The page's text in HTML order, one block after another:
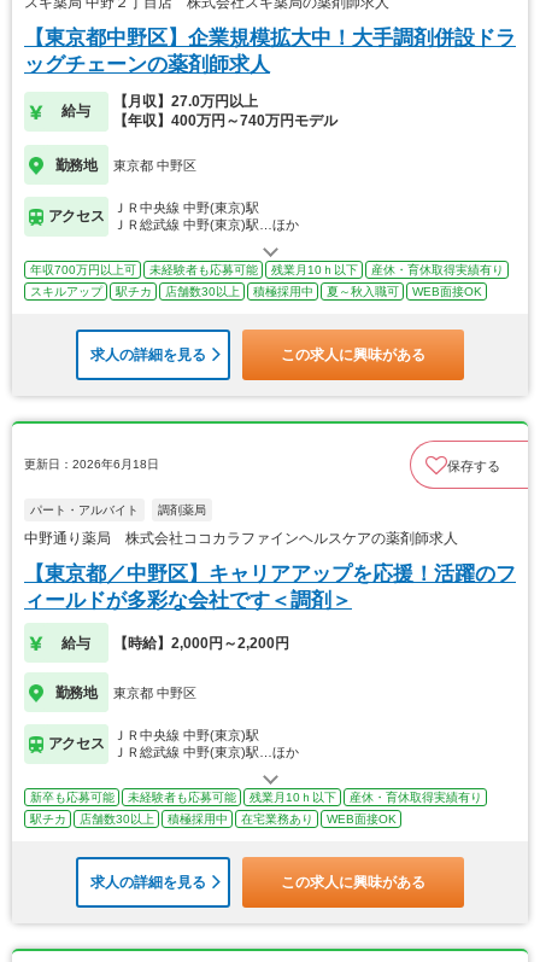
【東京都中野区】企業規模拡大中！大手調剤併設ドラ
ッグチェーンの薬剤師求人
給与
【月収】27.0万円以上
【年収】400万円～740万円モデル
勤務地 東京都 中野区
アクセス
ＪＲ中央線 中野(東京)駅
ＪＲ総武線 中野(東京)駅…ほか
年収700万円以上可 未経験者も応募可能 残業月10ｈ以下
産休・育休取得実績有り
スキルアップ
駅チカ 店舗数30以上 積極採用中 夏～秋入職可 WEB面接OK
求人の詳細を見る この求人に興味がある
更新日：2026年6月18日 保存する
パート・アルバイト 調剤薬局
中野通り薬局 株式会社ココカラファインヘルスケアの薬剤師求人
【東京都／中野区】キャリアアップを応援！活躍のフ
ィールドが多彩な会社です＜調剤＞
給与 【時給】2,000円～2,200円
勤務地 東京都 中野区
アクセス
ＪＲ中央線 中野(東京)駅
ＪＲ総武線 中野(東京)駅…ほか
新卒も応募可能 未経験者も応募可能 残業月10ｈ以下
産休・育休取得実績有り
駅チカ
店舗数30以上 積極採用中 在宅業務あり WEB面接OK
求人の詳細を見る この求人に興味がある